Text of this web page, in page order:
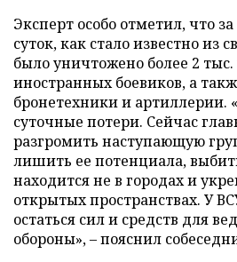
Эксперт особо отметил, что
суток, как стало известно из
было уничтожено более 2
иностранных боевиков, а
бронетехники и артиллерии.
суточные потери. Сейчас
разгромить наступающую
лишить ее потенциала,
находится не в городах и
открытых пространствах. У
остаться сил и средств для
обороны», – пояснил